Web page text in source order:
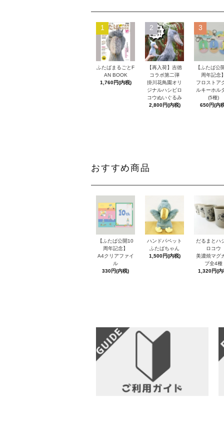
1
ふたばまるごとF
AN BOOK
1,760円(内税)
2
【再入荷】吉徳
コラボ第二弾
掛川花鳥園オリ
ジナルハシビロ
コウぬいぐるみ
2,800円(内税)
3
【ふたば公
周年記念
フロストア
ルキーホル
(5種)
650円(内
おすすめ商品
【ふたば公開10
周年記念】
A4クリアファイ
ル
330円(内税)
ハンドパペット
ふたばちゃん
1,500円(内税)
だるまとハ
ロコウ
美濃焼マグ
プ全4種
1,320円(内